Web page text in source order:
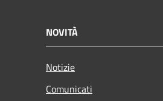
NOVITÀ
Notizie
Comunicati